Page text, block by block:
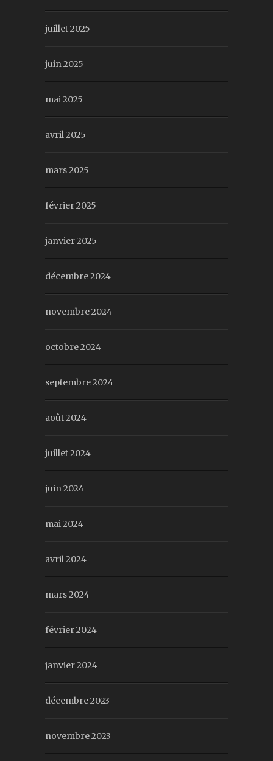
juillet 2025
juin 2025
mai 2025
avril 2025
mars 2025
février 2025
janvier 2025
décembre 2024
novembre 2024
octobre 2024
septembre 2024
août 2024
juillet 2024
juin 2024
mai 2024
avril 2024
mars 2024
février 2024
janvier 2024
décembre 2023
novembre 2023